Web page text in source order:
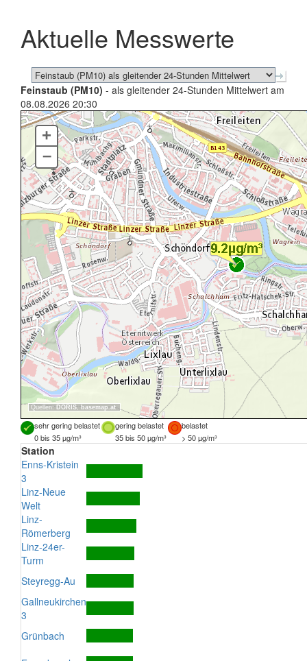
schließen
Aktuelle Messwerte
Feinstaub (PM10) - als gleitender 24-Stunden Mittelwert am
08.08.2026 20:30
Quellen: DORIS, basemap.at
+
–
sehr gering belastet gering belastet
belastet
0 bis 35 µg/m³
35 bis 50 µg/m³ > 50 µg/m³
Station
Enns-Kristein
3
Linz-Neue
Welt
Linz-
Römerberg
Linz-24er-
Turm
Steyregg-Au
Gallneukirchen
3
Grünbach